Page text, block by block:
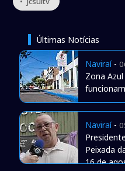
Últimas Notícias
Naviraí-
Zona
Naviraí-
Peixada
16 de